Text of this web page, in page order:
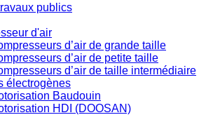
publics
d'air
d’air de grande taille
d’air de petite taille
d’air de taille intermédiaire
électrogènes
Baudouin
HDI (DOOSAN)